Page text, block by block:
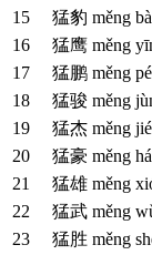
15
猛豹 měng
16
猛鹰 měng
17
猛鹏 měng
18
猛骏 měng
19
猛杰 měng jié
20
猛豪 měng
21
猛雄 měng
22
猛武 měng
23
猛胜 měng